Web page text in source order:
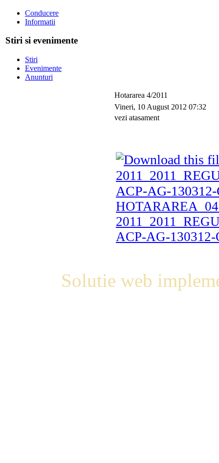
Conducere
Informatii
Stiri si evenimente
Stiri
Evenimente
Anunturi
Hotararea 4/2011
Vineri, 10 August 2012 07:32
vezi atasament
ACP-AG-
Solutie web